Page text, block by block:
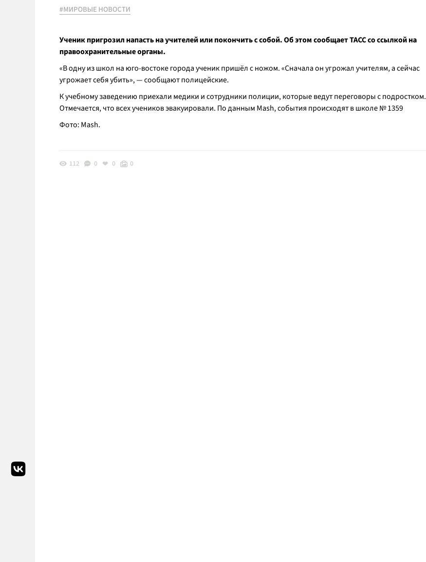
#МИРОВЫЕ НОВОСТИ
Ученик пригрозил напасть на учителей или покончить с собой. Об этом сообщает ТАСС со ссылкой на
правоохранительные органы.
«В одну из школ на юго-востоке города ученик пришёл с ножом. «Сначала он угрожал учителям, а сейчас
угрожает себя убить», — сообщают полицейские.
К учебному заведению приехали медики и сотрудники полиции, которые ведут переговоры с подростком.
Отмечается, что всех учеников эвакуировали. По данным Mash, события происходят в школе № 1359
Фото: Mash.
112 0 0 0